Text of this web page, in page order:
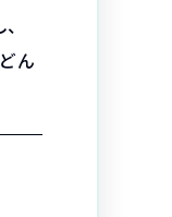
ん